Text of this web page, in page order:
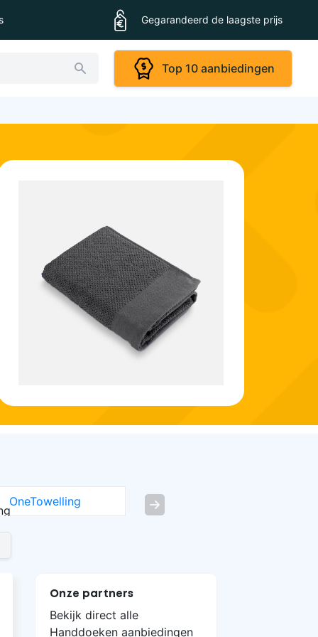
Gegarandeerd de laagste prijs
Top 10 aanbiedingen
OneTowelling
Next
Onze partners
Bekijk direct alle
Handdoeken aanbiedingen